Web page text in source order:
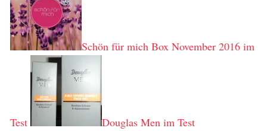
Schön für mich Box November 2016 im
Test Douglas Men im Test